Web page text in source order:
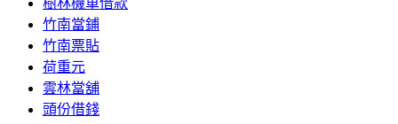
樹林機車借款
竹南當鋪
竹南票貼
荷重元
雲林當舖
頭份借錢